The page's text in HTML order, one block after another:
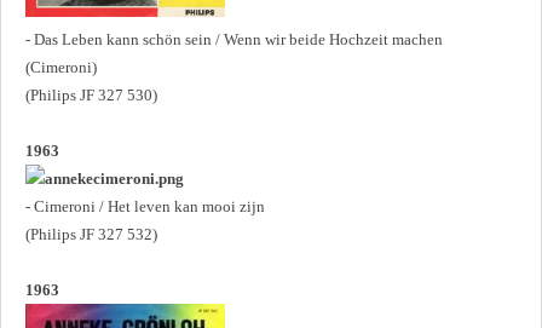
- Das Leben kann schön sein / Wenn wir beide Hochzeit machen
(Cimeroni)
(Philips JF 327 530)
1963
- Cimeroni / Het leven kan mooi zijn
(Philips JF 327 532)
1963